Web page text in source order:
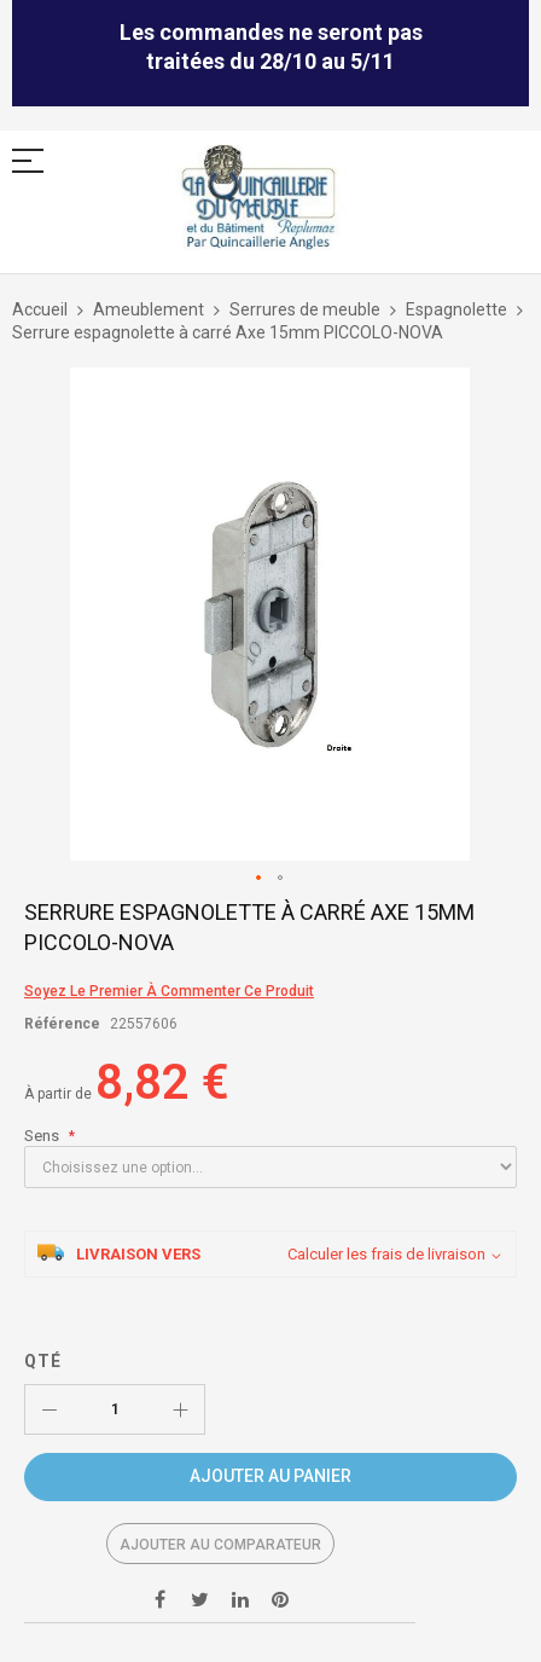
Les commandes ne seront pas
traitées du 28/10 au 5/11
Allez
contenu
Accueil Ameublement Serrures de meuble
Espagnolette
Serrure espagnolette à carré Axe 15mm PICCOLO-NOVA
Skip
the
of
images
SERRURE ESPAGNOLETTE À CARRÉ AXE 15MM
PICCOLO-NOVA
Soyez Le Premier À Commenter Ce Produit
Référence
22557606
À partir de 8,82 €
Sens
LIVRAISON VERS Calculer les frais de livraison
QTÉ
AJOUTER AU PANIER
AJOUTER AU COMPARATEUR